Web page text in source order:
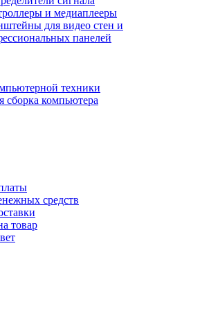
и медиаплееры
для видео стен и
панелей
техники
сборка компьютера
средств
товар